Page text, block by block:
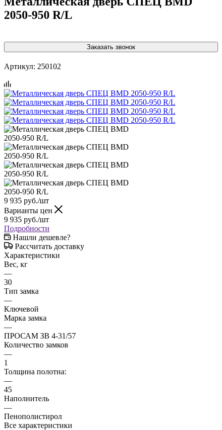
2050-950 R/L
Заказать звонок
Артикул: 250102
9 935 руб./шт
Варианты цен
9 935 руб./шт
Подробности
Нашли дешевле?
Рассчитать доставку
Характеристики
Вес, кг
—
30
Тип замка
—
Ключевой
Марка замка
—
ПРОСАМ ЗВ 4-31/57
Количество замков
—
1
Толщина полотна:
—
45
Наполнитель
—
Пенополистирол
Все характеристики